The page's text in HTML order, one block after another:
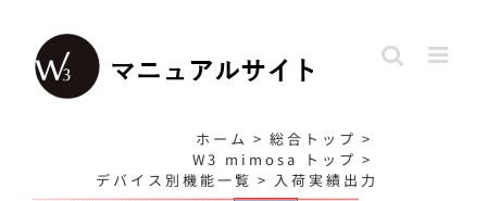
content
ホーム > 総合トップ >
W3 mimosa トップ >
デバイス別機能一覧 > 入荷実績出力